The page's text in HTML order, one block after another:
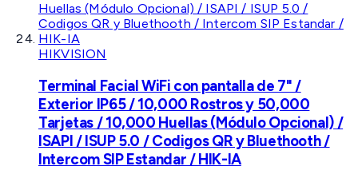
HIKVISION
Terminal Facial WiFi con pantalla de 7" /
Exterior IP65 / 10,000 Rostros y 50,000
Tarjetas / 10,000 Huellas (Módulo Opcional) /
ISAPI / ISUP 5.0 / Codigos QR y Bluethooth /
Intercom SIP Estandar / HIK-IA